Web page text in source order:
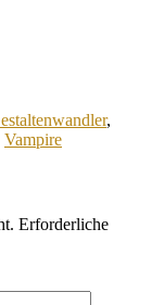
,
Vampire
Erforderliche